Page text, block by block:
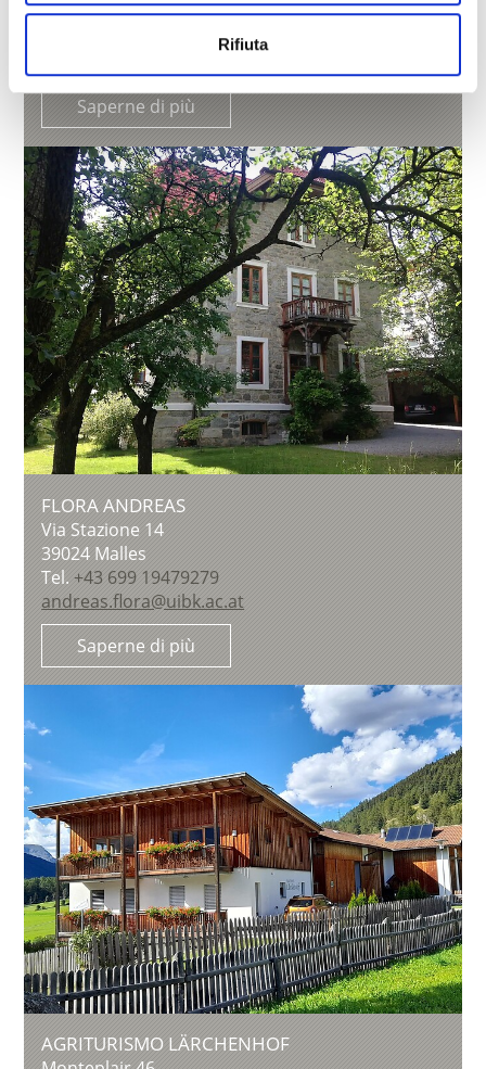
Rifiuta
39020Sluderno
Saperne di più
FLORA ANDREAS
Via Stazione 14
39024 Malles
Tel.+43 699 19479279
andreas.flora@uibk.ac.at
Saperne di più
AGRITURISMO LÄRCHENHOF